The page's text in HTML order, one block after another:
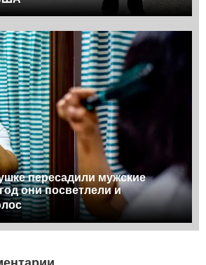
пересадили мужские
они посветлели и